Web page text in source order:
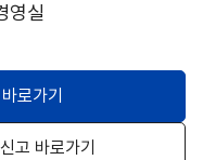
영실
로가기
고 바로가기